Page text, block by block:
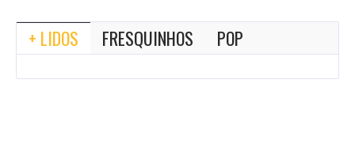
+ LIDOS FRESQUINHOS POP